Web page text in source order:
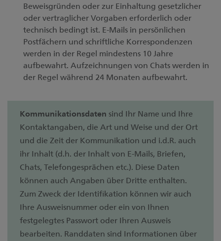
Beweisgründen oder zur Einhaltung gesetzlicher
oder vertraglicher Vorgaben erforderlich oder
technisch bedingt ist. E-Mails in persönlichen
Postfächern und schriftliche Korrespondenzen
werden in der Regel mindestens 10 Jahre
aufbewahrt. Aufzeichnungen von Chats werden in
der Regel während 24 Monaten aufbewahrt.
Kommunikationsdaten sind Ihr Name und Ihre
Kontaktangaben, die Art und Weise und der Ort
und die Zeit der Kommunikation und i.d.R. auch
ihr Inhalt (d.h. der Inhalt von E-Mails, Briefen,
Chats, Telefongesprächen etc.). Diese Daten
können auch Angaben über Dritte enthalten.
Zum Zweck der Identifikation können wir auch
Ihre Ausweisnummer oder ein von Ihnen
festgelegtes Passwort oder Ihren Ausweis
bearbeiten. Randdaten sind Informationen über